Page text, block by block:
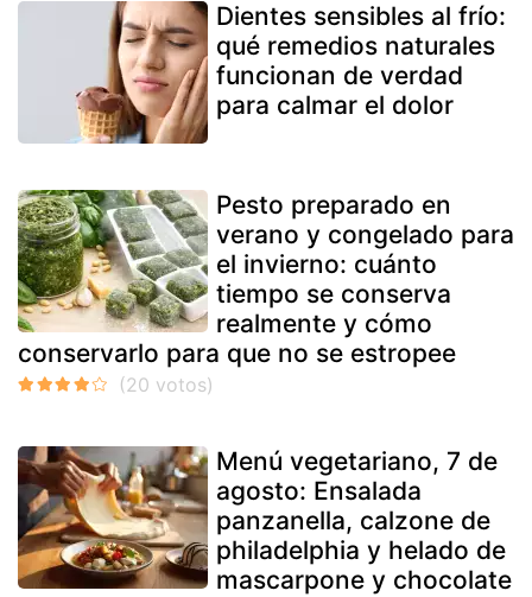
Dientes sensibles al frío:
qué remedios naturales
funcionan de verdad
para calmar el dolor
Pesto preparado en
verano y congelado para
el invierno: cuánto
tiempo se conserva
realmente y cómo
conservarlo para que no se estropee
Menú vegetariano, 7 de
agosto: Ensalada
panzanella, calzone de
philadelphia y helado de
mascarpone y chocolate